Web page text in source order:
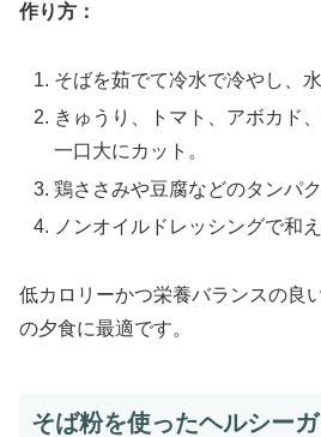
作り方：
そばを茹でて冷水で冷やし、水
きゅうり、トマト、アボカド
一口大にカット。
鶏ささみや豆腐などのタンパク
ノンオイルドレッシングで和
低カロリーかつ栄養バランスの良
の夕食に最適です。
そば粉を使ったヘルシーガ